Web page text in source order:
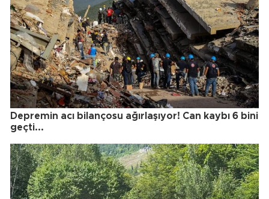
Depremin acı bilançosu ağırlaşıyor! Can kaybı 6 bini
geçti...